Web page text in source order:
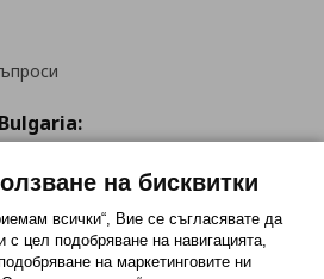
на бисквитки
всички“, Вие се съгласявате да
с цел подобряване на навигацията,
на маркетинговите ни